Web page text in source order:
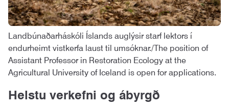
Landbúnaðarháskóli Íslands auglýsir starf lektors í
endurheimt vistkerfa laust til umsóknar./The position of
Assistant Professor in Restoration Ecology at the
Agricultural University of Iceland is open for applications.
Helstu verkefni og ábyrgð